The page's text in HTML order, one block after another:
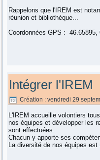
Rappelons que l'IREM est
réunion et bibliothèque...
Coordonnées GPS :
Intégrer l'IREM
Création : vendredi 29
L'IREM accueille volontiers
nos équipes et développer les
sont effectuées.
Chacun y apporte ses
La diversité de nos équipes